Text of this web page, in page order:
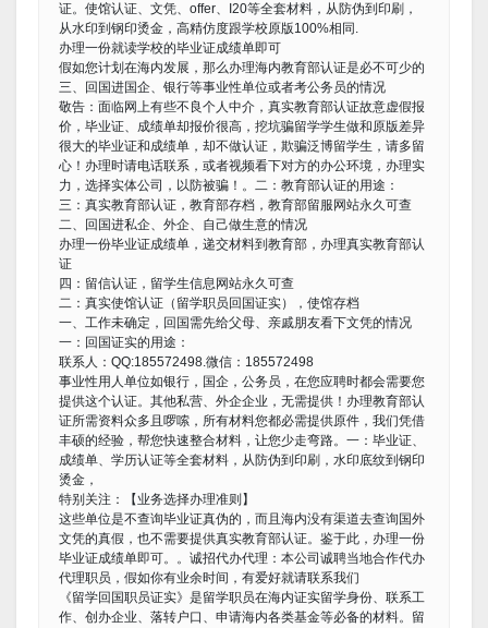
证。使馆认证、文凭、offer、I20等全套材料，从防伪到印刷，
从水印到钢印烫金，高精仿度跟学校原版100%相同.
办理一份就读学校的毕业证成绩单即可
假如您计划在海内发展，那么办理海内教育部认证是必不可少的
三、回国进国企、银行等事业性单位或者考公务员的情况
敬告：面临网上有些不良个人中介，真实教育部认证故意虚假报
价，毕业证、成绩单却报价很高，挖坑骗留学学生做和原版差异
很大的毕业证和成绩单，却不做认证，欺骗泛博留学生，请多留
心！办理时请电话联系，或者视频看下对方的办公环境，办理实
力，选择实体公司，以防被骗！。二：教育部认证的用途：
三：真实教育部认证，教育部存档，教育部留服网站永久可查
二、回国进私企、外企、自己做生意的情况
办理一份毕业证成绩单，递交材料到教育部，办理真实教育部认
证
四：留信认证，留学生信息网站永久可查
二：真实使馆认证（留学职员回国证实），使馆存档
一、工作未确定，回国需先给父母、亲戚朋友看下文凭的情况
一：回国证实的用途：
联系人：QQ:185572498.微信：185572498
事业性用人单位如银行，国企，公务员，在您应聘时都会需要您
提供这个认证。其他私营、外企企业，无需提供！办理教育部认
证所需资料众多且啰嗦，所有材料您都必需提供原件，我们凭借
丰硕的经验，帮您快速整合材料，让您少走弯路。一：毕业证、
成绩单、学历认证等全套材料，从防伪到印刷，水印底纹到钢印
烫金，
特别关注：【业务选择办理准则】
这些单位是不查询毕业证真伪的，而且海内没有渠道去查询国外
文凭的真假，也不需要提供真实教育部认证。鉴于此，办理一份
毕业证成绩单即可。。诚招代办代理：本公司诚聘当地合作代办
代理职员，假如你有业余时间，有爱好就请联系我们
《留学回国职员证实》是留学职员在海内证实留学身份、联系工
作、创办企业、落转户口、申请海内各类基金等必备的材料。留